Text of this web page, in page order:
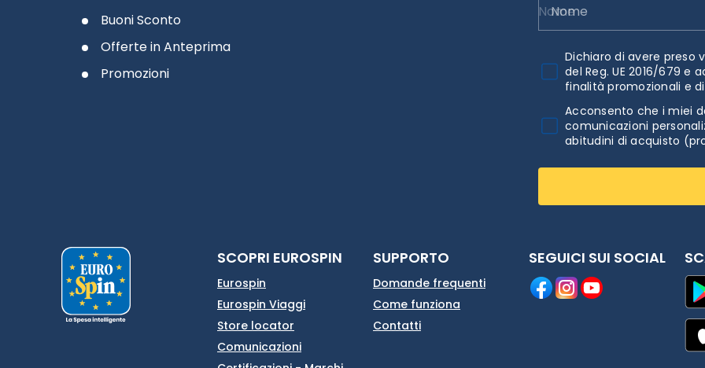
Buoni Sconto
Offerte in Anteprima
Promozioni
Nome
Dichiaro di avere preso
del Reg. UE 2016/679
finalità promozionali e
Acconsento che i miei
comunicazioni
abitudini di acquisto
SCOPRI EUROSPIN
Eurospin
Eurospin Viaggi
Store locator
Comunicazioni
SUPPORTO
Domande frequenti
Come funziona
Contatti
SEGUICI SUI SOCIAL